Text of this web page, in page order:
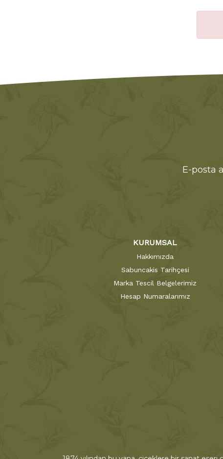
E-posta
KURUMSAL
Hakkımızda
Sabuncakis Tarihçesi
Marka Tescil Belgelerimiz
Hesap Numaralarımız